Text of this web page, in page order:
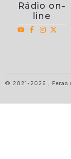
Rádio on-
line
© 2021-2026 , Feras